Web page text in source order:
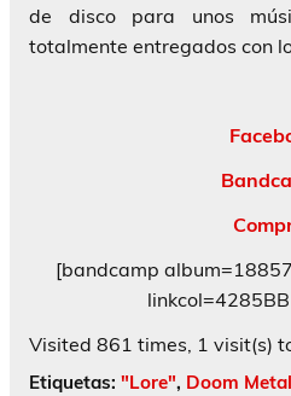
de disco para unos
totalmente entregados con
[bandcamp
Visited 861 times, 1 visit(s)
Etiquetas: "Lore", Doom Metal